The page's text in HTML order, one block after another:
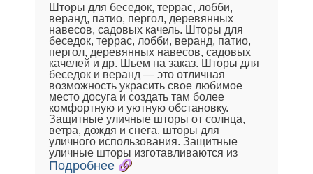
Шторы для беседок, террас, лобби,
веранд, патио, пергол, деревянных
навесов, садовых качель. Шторы для
беседок, террас, лобби, веранд, патио,
пергол, деревянных навесов, садовых
качелей и др. Шьем на заказ. Шторы для
беседок и веранд — это отличная
возможность украсить свое любимое
место досуга и создать там более
комфортную и уютную обстановку.
Защитные уличные шторы от солнца,
ветра, дождя и снега. шторы для
уличного использования. Защитные
уличные шторы изготавливаются из
Подробнее